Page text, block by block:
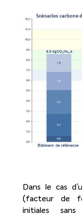
Dans le cas
(facteur de
initiales